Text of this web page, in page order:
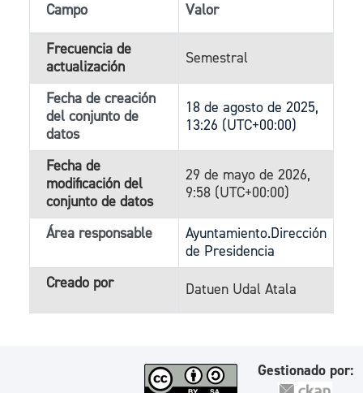
Campo Valor
Frecuencia de
actualización
Semestral
Fecha de creación
del conjunto de
datos
18 de agosto de 2025,
13:26 (UTC+00:00)
Fecha de
modificación del
conjunto de datos
29 de mayo de 2026,
9:58 (UTC+00:00)
Área responsable
Ayuntamiento.Dirección
de Presidencia
Creado por
Datuen Udal Atala
Gestionado por: